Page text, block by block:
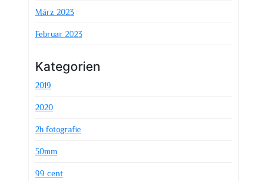
März 2023
Februar 2023
Kategorien
2019
2020
2h fotografie
50mm
99 cent